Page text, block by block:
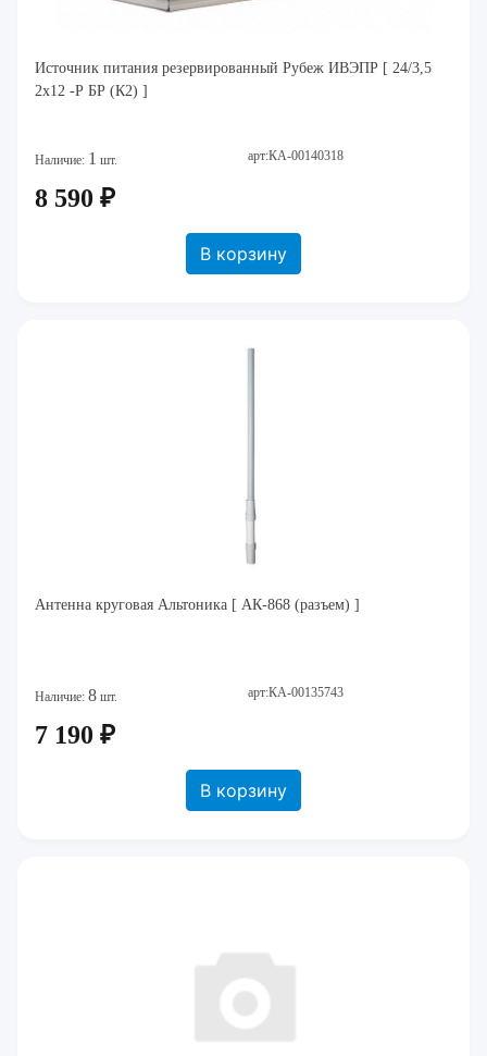
Источник питания резервированный Рубеж ИВЭПР [ 24/3,5
2х12 -Р БР (К2) ]
Наличие: 1 шт. арт:КА-00140318
8 590 ₽
В корзину
Антенна круговая Альтоника [ АК-868 (разъем) ]
Наличие: 8 шт. арт:КА-00135743
7 190 ₽
В корзину